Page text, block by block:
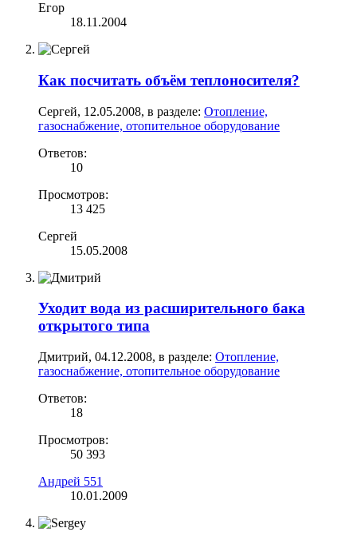
Егор
18.11.2004
Как посчитать объём теплоносителя?
Сергей, 12.05.2008, в разделе: Отопление,
газоснабжение, отопительное оборудование
Ответов:
10
Просмотров:
13 425
Сергей
15.05.2008
Уходит вода из расширительного бака
открытого типа
Дмитрий, 04.12.2008, в разделе: Отопление,
газоснабжение, отопительное оборудование
Ответов:
18
Просмотров:
50 393
Андрей 551
10.01.2009